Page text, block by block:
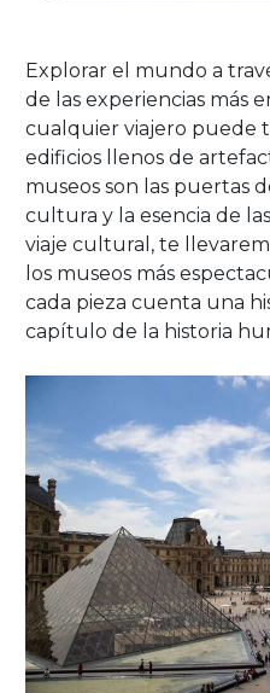
Explorar el mundo a
de las experiencias más
cualquier viajero puede
edificios llenos de
museos son las puertas
cultura y la esencia de
viaje cultural, te
los museos más
cada pieza cuenta una
capítulo de la historia